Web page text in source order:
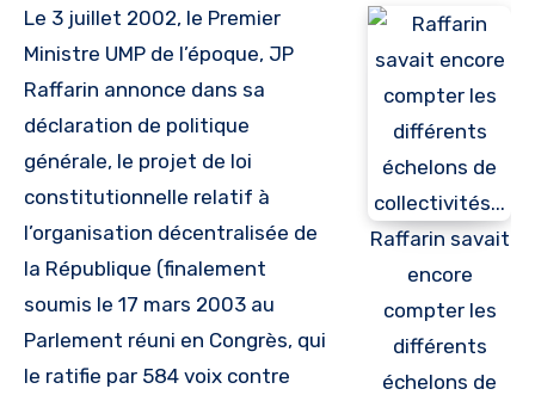
Raffarin savait
encore
compter les
différents
échelons de
Le 3 juillet 2002, le Premier
Ministre UMP de l’époque, JP
Raffarin annonce dans sa
déclaration de politique
générale, le projet de loi
constitutionnelle relatif à
l’organisation décentralisée de
la République (finalement
soumis le 17 mars 2003 au
Parlement réuni en Congrès, qui
le ratifie par 584 voix contre